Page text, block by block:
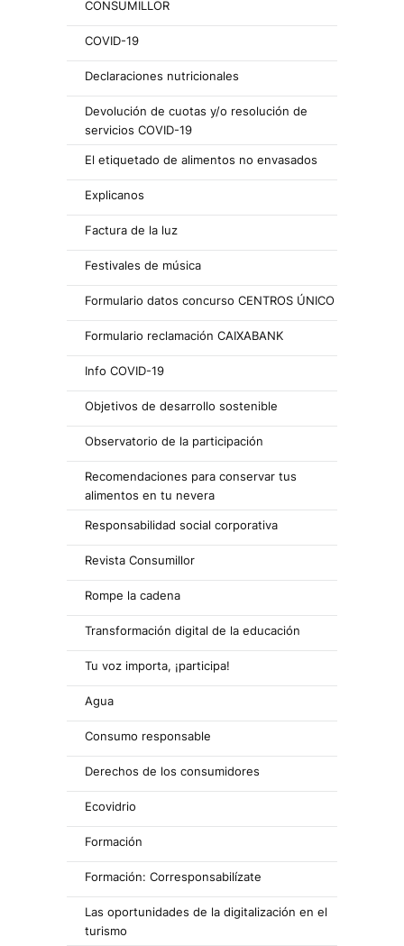
CONSUMILLOR
COVID-19
Declaraciones nutricionales
Devolución de cuotas y/o resolución de
servicios COVID-19
El etiquetado de alimentos no envasados
Explicanos
Factura de la luz
Festivales de música
Formulario datos concurso CENTROS ÚNICO
Formulario reclamación CAIXABANK
Info COVID-19
Objetivos de desarrollo sostenible
Observatorio de la participación
Recomendaciones para conservar tus
alimentos en tu nevera
Responsabilidad social corporativa
Revista Consumillor
Rompe la cadena
Transformación digital de la educación
Tu voz importa, ¡participa!
Agua
Consumo responsable
Derechos de los consumidores
Ecovidrio
Formación
Formación: Corresponsabilízate
Las oportunidades de la digitalización en el
turismo